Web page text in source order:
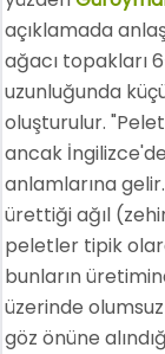
açıklamada
ağacı topakları
uzunluğunda
oluşturulur.
ancak
anlamlarına
ürettiği ağıl
peletler tipik
bunların
üzerinde
göz önüne